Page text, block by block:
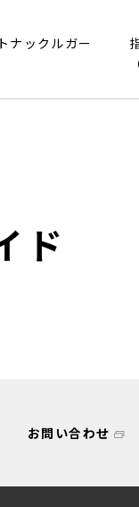
ナックルガー
ド
お問い合わせ